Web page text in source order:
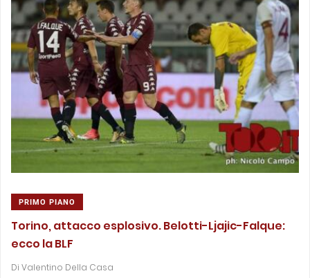
PRIMO PIANO
Torino, attacco esplosivo. Belotti-Ljajic-Falque:
ecco la BLF
Di Valentino Della Casa